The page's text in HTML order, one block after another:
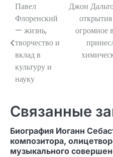
Навигация
по
записям
Павел
Флоренский
— жизнь,
творчество и
вклад в
культуру и
науку
Джон
огромное
Связанные
Биография Иоганн
композитора,
музыкального